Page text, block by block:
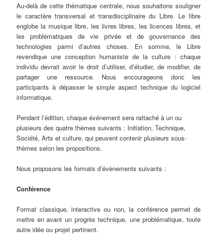
Au-delà de cette thématique centrale, nous souhaitons souligner
le caractère transversal et transdisciplinaire du Libre. Le libre
englobe la musique libre, les livres libres, les licences libres, et
les problématiques de vie privée et de gouvernance des
technologies parmi d’autres choses. En somme, le Libre
revendique une conception humaniste de la culture : chaque
individu devrait avoir le droit d’utiliser, d’étudier, de modifier, de
partager une ressource. Nous encourageons donc les
participants à dépasser le simple aspect technique du logiciel
informatique.
Pendant l’édition, chaque événement sera rattaché à un ou
plusieurs des quatre thèmes suivants : Initiation, Technique,
Société, Arts et culture, qui peuvent contenir plusieurs sous-
thèmes selon les propositions.
Nous proposons les formats d’évènements suivants :
Conférence
Format classique, interactive ou non, la conférence permet de
mettre en avant un progrès technique, une problématique, toute
autre idée ou projet pertinent.